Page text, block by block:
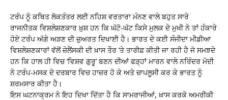
ਟਰੰਪ ਨੂੰ ਕਥਿਤ ਲੋਕਤੰਤਰ ਲਈ ਨਹਿਸ਼ ਵਰਤਾਰਾ ਮੰਨਣ ਵਾਲੇ ਬਹੁਤ ਸਾਰੇ
ਰਾਜਨੀਤਕ ਵਿਸ਼ਲੇਸ਼ਣਕਾਰ ਖ਼ੁਸ਼ ਹਨ ਕਿ ਘੱਟੋ-ਘੱਟ ਕਿਸੇ ਮੁਲਕ ਦੇ ਮੁਖੀ ਨੇ ਤਾਂ ਹੰਕਾਰੇ
ਹੋਏ ਟਰੰਪ ਅੱਗੇ ਅੜਣ ਦੀ ਜ਼ੁਅਰਤ ਦਿਖਾਈ ਹੈ। ਭਾਰਤ ਦੇ ਕਈ ਸੰਜੀਦਾ ਮੀਡੀਆ
ਵਿਸ਼ਲੇਸ਼ਣਕਾਰਾਂ ਵੱਲੋਂ ਜ਼ੇਲੈਂਸਕੀ ਦੀ ਖ਼ਾਸ ਤੌਰ ’ਤੇ ਤਾਰੀਫ਼ ਕੀਤੀ ਜਾ ਰਹੀ ਹੈ ਜੋ ਸਮਝਦੇ
ਹਨ ਕਿ ਹਾਲ ਹੀ ਵਿਚ ‘ਵਿਸ਼ਵ ਗੁਰੂ’ ਬਣਨ ਦੀਆਂ ਫੜ੍ਹਾਂ ਮਾਰਨ ਵਾਲੇ ਨਰਿੰਦਰ ਮੋਦੀ
ਨੇ ਟਰੰਪ-ਮਸਕ ਦੇ ਦਰਬਾਰ ਵਿਚ ਹਾਜ਼ਰ ਹੋ ਕੇ ਅਤੇ ਚਾਪਲੂਸੀ ਕਰ ਕੇ ਭਾਰਤ ਨੂੰ
ਸ਼ਰਮਸਾਰ ਕੀਤਾ ਹੈ।
ਇਸ ਘਟਨਾਕ੍ਰਮ ਨੇ ਇਹ ਦਿਖਾ ਦਿੱਤਾ ਹੈ ਕਿ ਸਾਮਰਾਜੀਆਂ, ਖ਼ਾਸ ਕਰਕੇ ਅਮਰੀਕੀ